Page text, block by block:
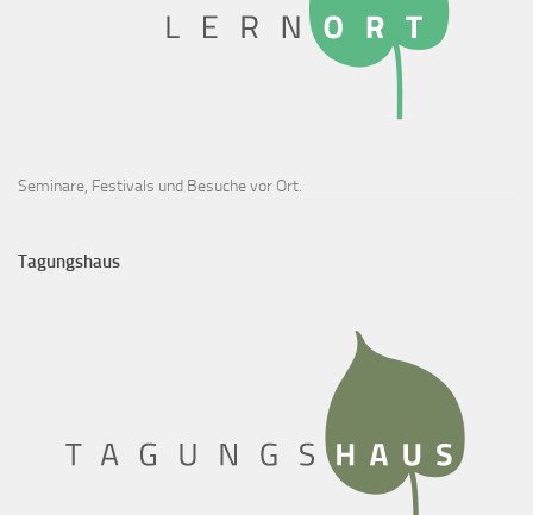
Seminare, Festivals und Besuche vor Ort.
Tagungshaus